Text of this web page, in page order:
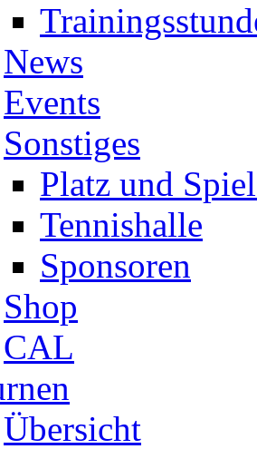
News
Events
Sonstiges
Platz und
Tennishalle
Sponsoren
Shop
CAL
Übersicht